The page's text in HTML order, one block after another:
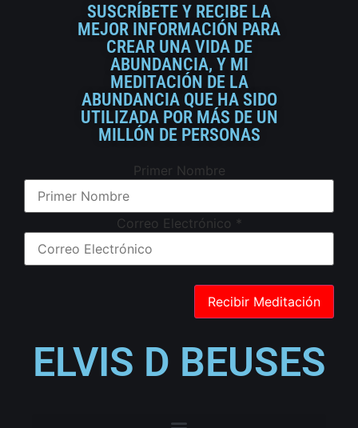
SUSCRÍBETE Y RECIBE LA
MEJOR INFORMACIÓN PARA
CREAR UNA VIDA DE
ABUNDANCIA, Y MI
MEDITACIÓN DE LA
ABUNDANCIA QUE HA SIDO
UTILIZADA POR MÁS DE UN
MILLÓN DE PERSONAS
Primer Nombre
Correo Electrónico *
ELVIS D BEUSES